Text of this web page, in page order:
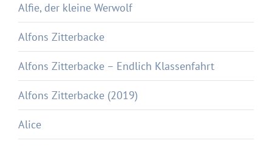
Alfie, der kleine Werwolf
Alfons Zitterbacke
Alfons Zitterbacke – Endlich Klassenfahrt
Alfons Zitterbacke (2019)
Alice